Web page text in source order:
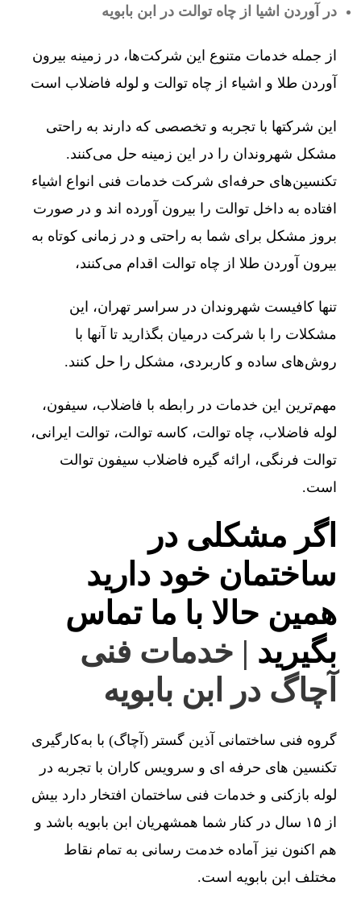
در آوردن اشیا از چاه توالت در ابن بابویه
از جمله خدمات متنوع این شرکت‌ها، در زمینه بیرون
آوردن طلا و اشیاء از چاه توالت و لوله فاضلاب است
این شرکتها با تجربه و تخصصی که دارند به راحتی
مشکل شهروندان را در این زمینه حل می‌کنند.
تکنسین‌های حرفه‌ای شرکت خدمات فنی انواع اشیاء
افتاده به داخل توالت را بیرون آورده اند و در صورت
بروز مشکل برای شما به راحتی و در زمانی کوتاه به
بیرون آوردن طلا از چاه توالت اقدام می‌کنند،
تنها کافیست شهروندان در سراسر تهران، این
مشکلات را با شرکت درمیان بگذارید تا آنها با
روش‌های ساده و کاربردی، مشکل را حل کنند.
مهم‌ترین این خدمات در رابطه با فاضلاب، سیفون،
لوله فاضلاب، چاه توالت، کاسه توالت، توالت ایرانی،
توالت فرنگی، ارائه گیره فاضلاب سیفون توالت
است.
اگر مشکلی در
ساختمان خود دارید
همین حالا با ما تماس
بگیرید | خدمات فنی
آچاگ در ابن بابویه
گروه فنی ساختمانی آذین گستر (آچاگ) با به‌کارگیری
تکنسین های حرفه ای و سرویس کاران با تجربه در
لوله بازکنی و خدمات فنی ساختمان افتخار دارد بیش
از ۱۵ سال در کنار شما همشهریان ابن بابویه باشد و
هم اکنون نیز آماده خدمت رسانی به تمام نقاط
مختلف ابن بابویه است.